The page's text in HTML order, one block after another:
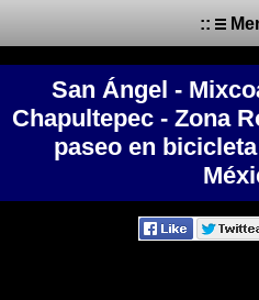
::
San Ángel -
Chapultepec - Zona
paseo en